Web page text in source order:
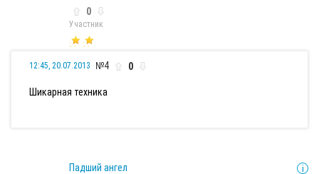
0
Участник
12:45, 20.07.2013 №4 0
Шикарная техника
Падший ангел